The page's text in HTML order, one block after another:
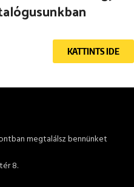
KATTINTS IDE
megtalálsz bennünket
8.